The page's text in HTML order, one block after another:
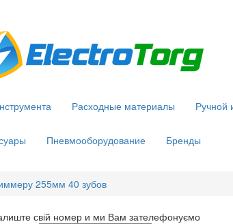
Расходные материалы Ручной
Пневмооборудование Бренды
255мм 40 зубов
свій номер и ми Вам зателефонуємо